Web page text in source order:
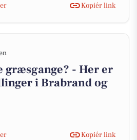
Kopiér link
græsgange? - Her er
i Brabrand og
Kopiér link